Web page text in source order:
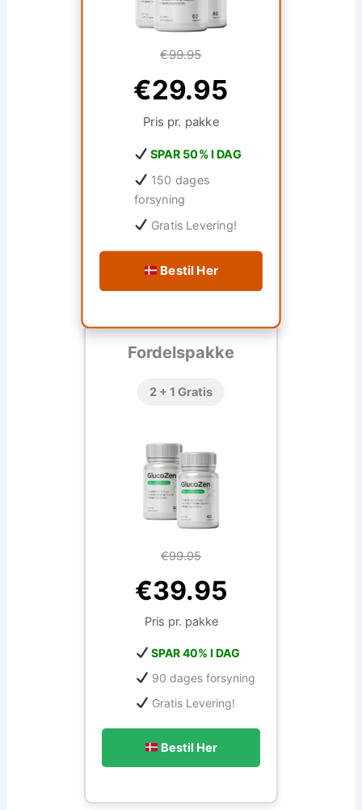
€99.95
€29.95
Pris pr. pakke
SPAR 50% I DAG
150 dages
forsyning
Gratis Levering!
Bestil Her
Fordelspakke
2 + 1 Gratis
€99.95
€39.95
Pris pr. pakke
SPAR 40% I DAG
90 dages forsyning
Gratis Levering!
Bestil Her